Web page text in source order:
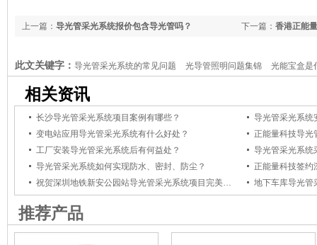
下一篇： 香港正能
上一篇： 导光管采光系统报价包含导光管吗？
此文关键字： 导光管采光系统的常见问题 光导管照明问题集锦 光能宝盒是
相关资讯
长沙导光管采光系统项目案例有哪些？
导光管采光系统
变电站应用导光管采光系统有什么好处？
正能量科技导光
工厂安装导光管采光系统后有何益处？
导光管采光系统
导光管采光系统如何实现防水、密封、防尘？
祝贺深圳地铁新安公园站导光管采光系统项目完美竣工
地下车库导光管
推荐产品